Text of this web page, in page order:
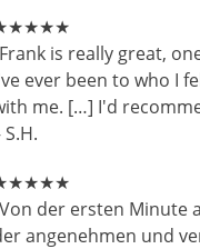
is really great,
ever been to who I
me. […] I'd
S.H.
der ersten Minute
angenehmen und